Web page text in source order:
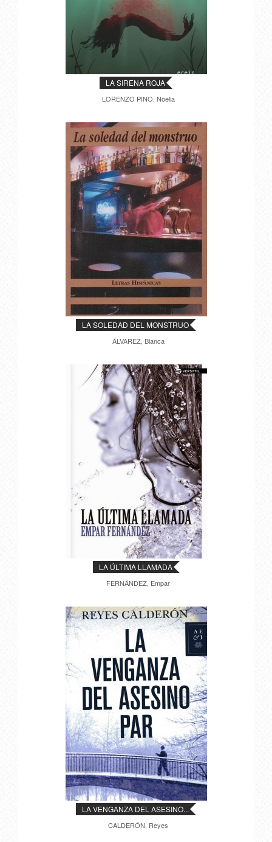
LA SIRENA ROJA
LORENZO PINO, Noelia
LA SOLEDAD DEL MONSTRUO
ÁLVAREZ, Blanca
LA ÚLTIMA LLAMADA
FERNÁNDEZ, Empar
LA VENGANZA DEL ASESINO...
CALDERÓN, Reyes